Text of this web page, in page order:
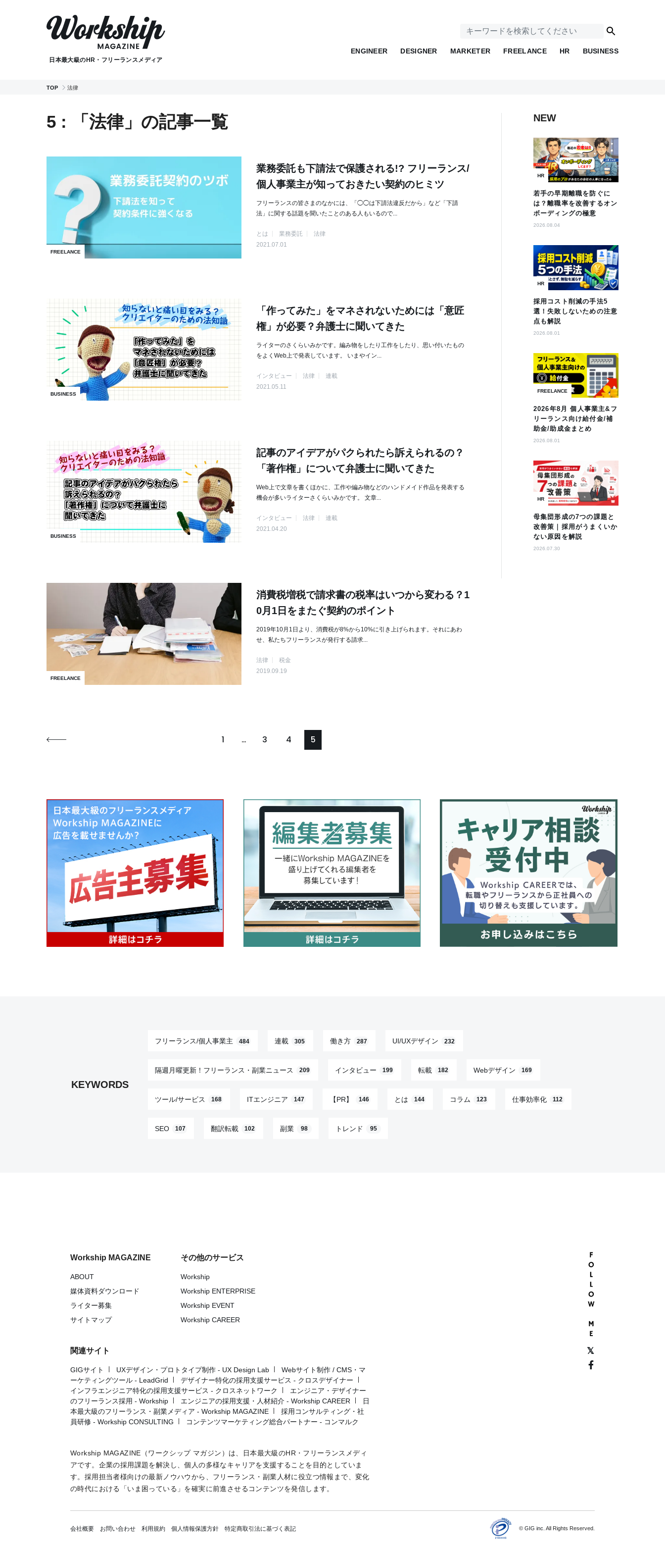
日本最大級のHR・フリーランスメディア
ENGINEER DESIGNER MARKETER FREELANCE HR BUSINESS
TOP 法律
5 : 「法律」の記事一覧
FREELANCE
業務委託も下請法で保護される!? フリーランス/
個人事業主が知っておきたい契約のヒミツ
フリーランスの皆さまのなかには、「◯◯は下請法違反だから」など「下請
法」に関する話題を聞いたことのある人もいるので...
とは 業務委託
法律
2021.07.01
BUSINESS
「作ってみた」をマネされないためには「意匠
権」が必要？弁護士に聞いてきた
ライターのさくらいみかです。編み物をしたり工作をしたり、思い付いたもの
をよくWeb上で発表しています。 いまやイン...
インタビュー 法律
連載
2021.05.11
BUSINESS
記事のアイデアがパクられたら訴えられるの？
「著作権」について弁護士に聞いてきた
Web上で文章を書くほかに、工作や編み物などのハンドメイド作品を発表する
機会が多いライターさくらいみかです。 文章...
インタビュー 法律
連載
2021.04.20
FREELANCE
消費税増税で請求書の税率はいつから変わる？1
0月1日をまたぐ契約のポイント
2019年10月1日より、消費税が8%から10%に引き上げられます。それにあわ
せ、私たちフリーランスが発行する請求...
法律
税金
2019.09.19
1 … 3 4 5
NEW
HR
若手の早期離職を防ぐに
は？離職率を改善するオン
ボーディングの極意
2026.08.04
HR
採用コスト削減の手法5
選！失敗しないための注意
点も解説
2026.08.01
FREELANCE
2026年8月 個人事業主&フ
リーランス向け給付金/補
助金/助成金まとめ
2026.08.01
HR
母集団形成の7つの課題と
改善策｜採用がうまくいか
ない原因を解説
2026.07.30
KEYWORDS
フリーランス/個人事業主 484 連載 305 働き方 287 UI/UXデザイン 232
隔週月曜更新！フリーランス・副業ニュース 209 インタビュー 199 転載 182 Webデザイン 169
ツール/サービス 168 ITエンジニア 147 【PR】 146 とは 144 コラム 123 仕事効率化 112
SEO 107 翻訳転載 102 副業 98 トレンド 95
Workship MAGAZINE
ABOUT
媒体資料ダウンロード
ライター募集
サイトマップ
その他のサービス
Workship
Workship ENTERPRISE
Workship EVENT
Workship CAREER
関連サイト
GIGサイト UXデザイン・プロトタイプ制作 - UX Design Lab
Webサイト制作 / CMS・マ
ーケティングツール - LeadGrid
デザイナー特化の採用支援サービス - クロスデザイナー
インフラエンジニア特化の採用支援サービス - クロスネットワーク
エンジニア・デザイナー
のフリーランス採用 - Workship
エンジニアの採用支援・人材紹介 - Workship CAREER
日
本最大級のフリーランス・副業メディア - Workship MAGAZINE
採用コンサルティング・社
員研修 - Workship CONSULTING
コンテンツマーケティング総合パートナー - コンマルク
Workship MAGAZINE（ワークシップ マガジン）は、日本最大級のHR・フリーランスメディ
アです。企業の採用課題を解決し、個人の多様なキャリアを支援することを目的としていま
す。採用担当者様向けの最新ノウハウから、フリーランス・副業人材に役立つ情報まで、変化
の時代における「いま困っている」を確実に前進させるコンテンツを発信します。
会社概要 お問い合わせ 利用規約 個人情報保護方針 特定商取引法に基づく表記 © GIG inc. All Rights Reserved.